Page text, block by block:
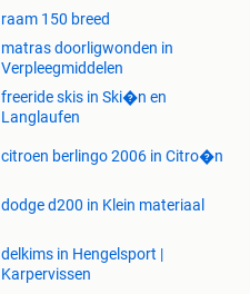
raam 150 breed
matras doorligwonden in
Verpleegmiddelen
freeride skis in Ski�n en
Langlaufen
citroen berlingo 2006 in Citro�n
dodge d200 in Klein materiaal
delkims in Hengelsport |
Karpervissen